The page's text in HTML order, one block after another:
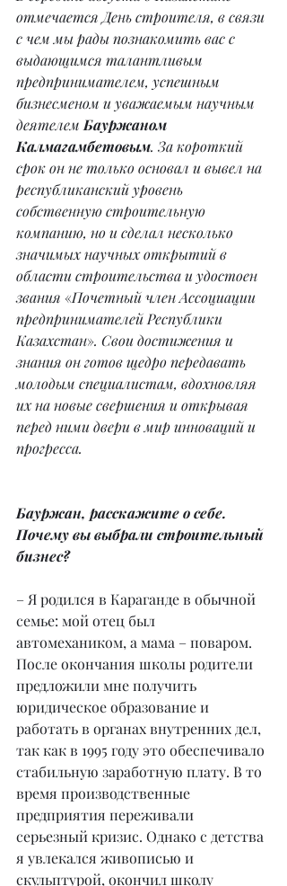
отмечается День строителя, в связи
с чем мы рады познакомить вас с
выдающимся талантливым
предпринимателем, успешным
бизнесменом и уважаемым научным
деятелем Бауржаном
Калмагамбетовым. За короткий
срок он не только основал и вывел на
республиканский уровень
собственную строительную
компанию, но и сделал несколько
значимых научных открытий в
области строительства и удостоен
звания «Почетный член Ассоциации
предпринимателей Республики
Казахстан». Свои достижения и
знания он готов щедро передавать
молодым специалистам, вдохновляя
их на новые свершения и открывая
перед ними двери в мир инноваций и
прогресса.
Бауржан, расскажите о себе.
Почему вы выбрали строительный
бизнес?
– Я родился в Караганде в обычной
семье: мой отец был
автомехаником, а мама – поваром.
После окончания школы родители
предложили мне получить
юридическое образование и
работать в органах внутренних дел,
так как в 1995 году это обеспечивало
стабильную заработную плату. В то
время производственные
предприятия переживали
серьезный кризис. Однако с детства
я увлекался живописью и
скульптурой, окончил школу